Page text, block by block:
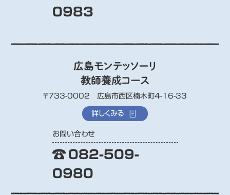
0983
広島モンテッソーリ
教師養成コース
〒733-0002 広島市西区楠木町4-16-33
詳しくみる
お問い合わせ
082-509-
0980